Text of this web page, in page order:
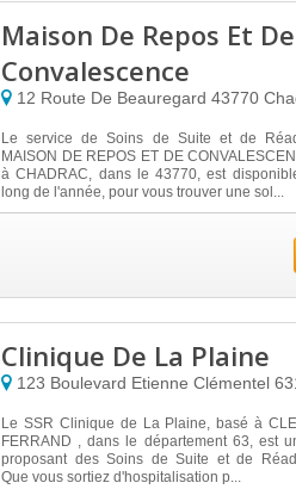
Maison De Repos Et De
Convalescence
12 Route De Beauregard 43770
Le service de Soins de Suite et de
MAISON DE REPOS ET DE
à CHADRAC, dans le 43770, est
long de l'année, pour vous trouver une sol...
Clinique De La Plaine
123 Boulevard Etienne Clémentel
Le SSR Clinique de La Plaine, basé à
FERRAND , dans le département 63, est
proposant des Soins de Suite et de
Que vous sortiez d'hospitalisation p...